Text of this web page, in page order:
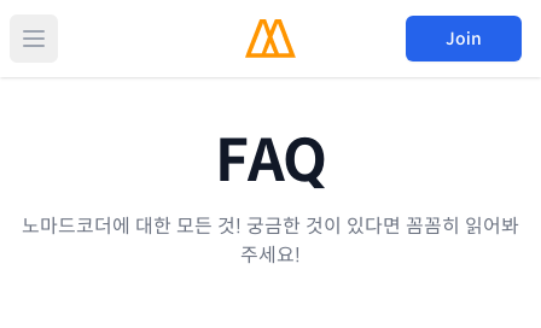
Join
FAQ
노마드코더에 대한 모든 것! 궁금한 것이 있다면 꼼꼼히 읽어봐
주세요!